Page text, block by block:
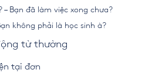
– Bạn đã làm việc xong chưa?
không phải là học sinh à?
từ thường
tại đơn